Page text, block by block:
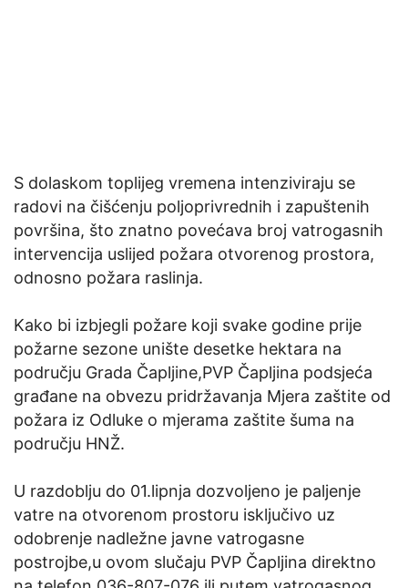
S dolaskom toplijeg vremena intenziviraju se
radovi na čišćenju poljoprivrednih i zapuštenih
površina, što znatno povećava broj vatrogasnih
intervencija uslijed požara otvorenog prostora,
odnosno požara raslinja.
Kako bi izbjegli požare koji svake godine prije
požarne sezone unište desetke hektara na
području Grada Čapljine,PVP Čapljina podsjeća
građane na obvezu pridržavanja Mjera zaštite od
požara iz Odluke o mjerama zaštite šuma na
području HNŽ.
U razdoblju do 01.lipnja dozvoljeno je paljenje
vatre na otvorenom prostoru isključivo uz
odobrenje nadležne javne vatrogasne
postrojbe,u ovom slučaju PVP Čapljina direktno